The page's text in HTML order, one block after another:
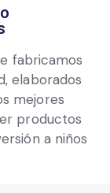
fabricamos
elaborados
mejores
productos
a niños